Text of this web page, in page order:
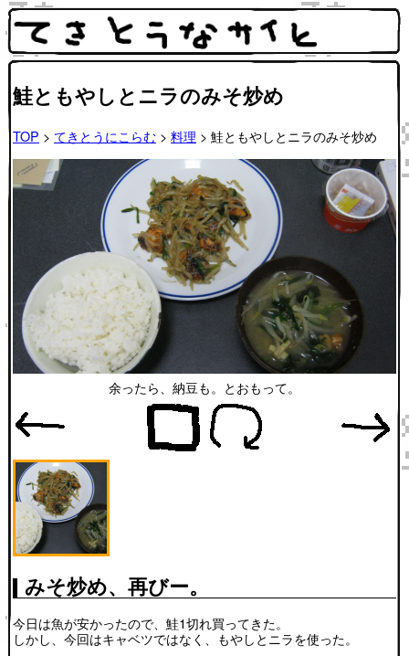
鮭ともやしとニラのみそ炒め
TOP > てきとうにこらむ > 料理 > 鮭ともやしとニラのみそ炒め
余ったら、納豆も。とおもって。
みそ炒め、再びー。
今日は魚が安かったので、鮭1切れ買ってきた。
しかし、今回はキャベツではなく、もやしとニラを使った。